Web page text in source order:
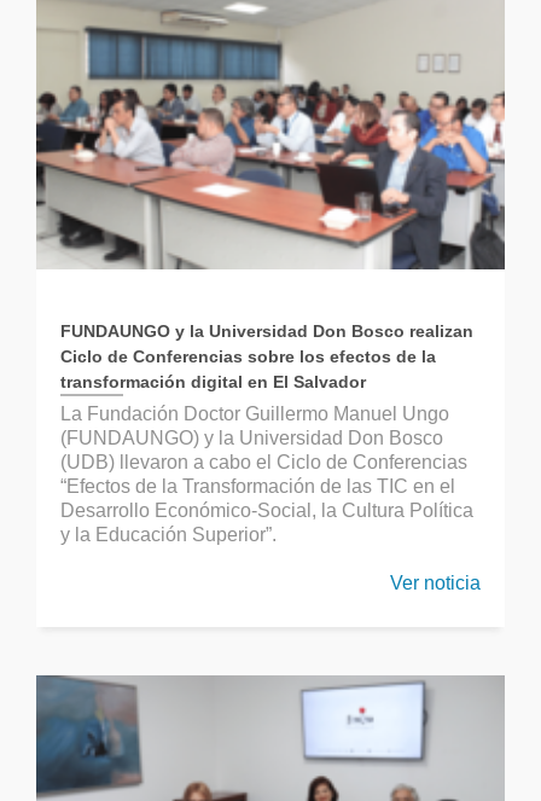
FUNDAUNGO y la Universidad Don Bosco realizan
Ciclo de Conferencias sobre los efectos de la
transformación digital en El Salvador
La Fundación Doctor Guillermo Manuel Ungo
(FUNDAUNGO) y la Universidad Don Bosco
(UDB) llevaron a cabo el Ciclo de Conferencias
“Efectos de la Transformación de las TIC en el
Desarrollo Económico-Social, la Cultura Política
y la Educación Superior”.
Ver noticia